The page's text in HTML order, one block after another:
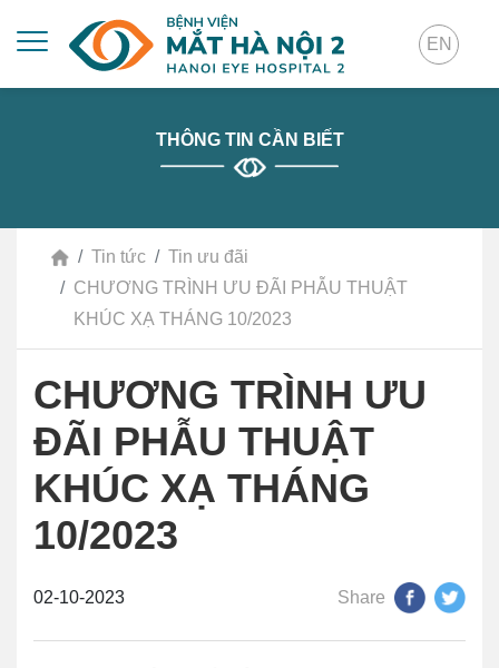
EN
THÔNG TIN CẦN BIẾT
Tin tức
Tin ưu đãi
CHƯƠNG TRÌNH ƯU ĐÃI PHẪU THUẬT
KHÚC XẠ THÁNG 10/2023
CHƯƠNG TRÌNH ƯU
ĐÃI PHẪU THUẬT
KHÚC XẠ THÁNG
10/2023
02-10-2023 Share